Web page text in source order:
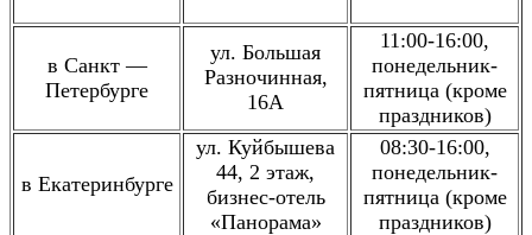
в Санкт —
Петербурге
ул. Большая
Разночинная,
16А
11:00-16:00,
понедельник-
пятница (кроме
праздников)
в Екатеринбурге
ул. Куйбышева
44, 2 этаж,
бизнес-отель
«Панорама»
08:30-16:00,
понедельник-
пятница (кроме
праздников)